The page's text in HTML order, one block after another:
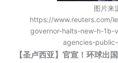
图片来
https://www.reuters.com/
governor-halts-new-h-
agencies-
【圣卢西亚】官宣！环球